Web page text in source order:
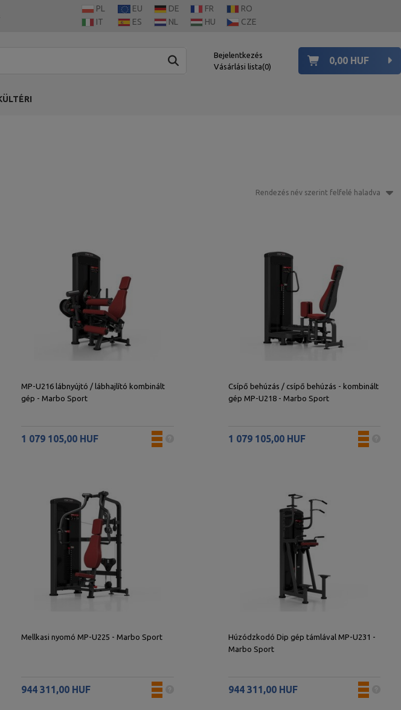
PL EU DE FR
RO
IT
ES NL HU CZE
Bejelentkezés
Vásárlási lista 0
0,00 HUF
Rendezés név szerint felfelé haladva
MP-U216 lábnyújtó / lábhajlító kombinált
gép - Marbo Sport
1 079 105,00 HUF
Csípő behúzás / csípő behúzás - kombinált
gép MP-U218 - Marbo Sport
1 079 105,00 HUF
Mellkasi nyomó MP-U225 - Marbo Sport
944 311,00 HUF
Húzódzkodó Dip gép támlával MP-U231 -
Marbo Sport
944 311,00 HUF